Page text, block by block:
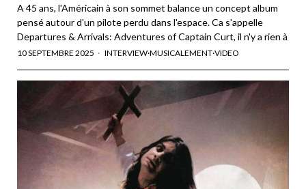
A 45 ans, l'Américain à son sommet balance un concept album
pensé autour d'un pilote perdu dans l'espace. Ca s'appelle
Departures & Arrivals: Adventures of Captain Curt, il n'y a rien à
10 SEPTEMBRE 2025 INTERVIEW·MUSICALEMENT·VIDEO